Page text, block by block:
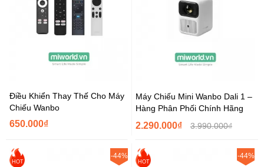
Điều Khiển Thay Thế Cho Máy
Chiếu Wanbo
650.000₫
Máy Chiếu Mini Wanbo Dali 1 –
Hàng Phân Phối Chính Hãng
2.290.000₫ 3.990.000₫
HOT
-44%
HOT
-44%